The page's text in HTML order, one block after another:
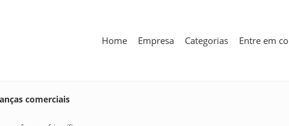
Home Empresa Categorias Entre em
comerciais